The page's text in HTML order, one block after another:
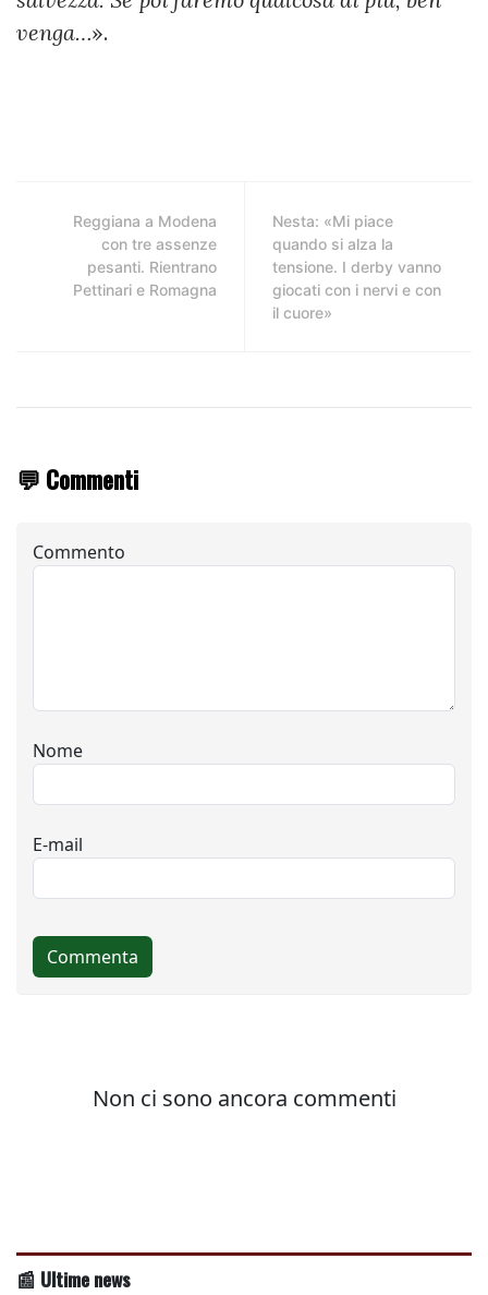
venga…».
Reggiana a Modena
con tre assenze
pesanti. Rientrano
Pettinari e Romagna
Nesta: «Mi piace
quando si alza la
tensione. I derby vanno
giocati con i nervi e con
il cuore»
💬 Commenti
📰 Ultime news